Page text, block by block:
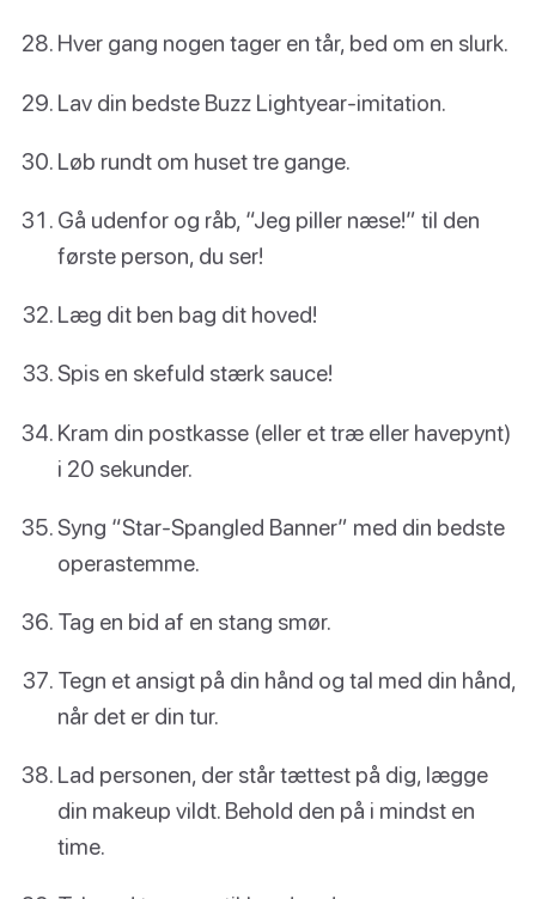
Hver gang nogen tager en tår, bed om en slurk.
Lav din bedste Buzz Lightyear-imitation.
Løb rundt om huset tre gange.
Gå udenfor og råb, “Jeg piller næse!” til den
første person, du ser!
Læg dit ben bag dit hoved!
Spis en skefuld stærk sauce!
Kram din postkasse (eller et træ eller havepynt)
i 20 sekunder.
Syng “Star-Spangled Banner” med din bedste
operastemme.
Tag en bid af en stang smør.
Tegn et ansigt på din hånd og tal med din hånd,
når det er din tur.
Lad personen, der står tættest på dig, lægge
din makeup vildt. Behold den på i mindst en
time.